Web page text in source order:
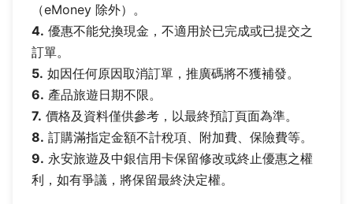
（eMoney 除外）。
4. 優惠不能兌換現金，不適用於已完成或已提交之
訂單。
5. 如因任何原因取消訂單，推廣碼將不獲補發。
6. 產品旅遊日期不限。
7. 價格及資料僅供參考，以最終預訂頁面為準。
8. 訂購滿指定金額不計稅項、附加費、保險費等。
9. 永安旅遊及中銀信用卡保留修改或終止優惠之權
利，如有爭議，將保留最終決定權。